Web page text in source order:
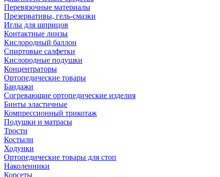
Перевязочные материалы
Презервативы, гель-смазки
Иглы для шприцов
Контактные линзы
Кислородный баллон
Спиртовые салфетки
Кислородные подушки
Концентраторы
Ортопедические товары
Бандажи
Согревающие ортопедические изделия
Бинты эластичные
Компрессионный трикотаж
Подушки и матрасы
Трости
Костыли
Ходунки
Ортопедические товары для стоп
Наколенники
Корсеты